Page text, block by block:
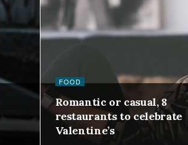
FOOD
Romantic or casual, 8
restaurants to celebrate
Valentine’s